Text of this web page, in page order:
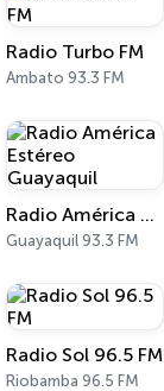
Radio Turbo FM
Ambato 93.3 FM
Radio América Estéreo Guayaquil
Guayaquil 93.3 FM
Radio Sol 96.5 FM
Riobamba 96.5 FM